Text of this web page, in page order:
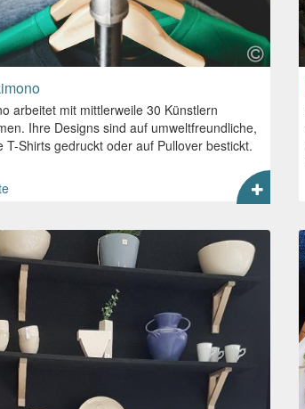
arbeitet mit mittlerweile 30 Künstlern
Ihre Designs sind auf umweltfreundliche,
T-Shirts gedruckt oder auf Pullover bestickt.